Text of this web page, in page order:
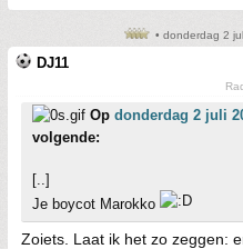
• donderdag 2
DJ11
Op donderdag 2 juli
volgende:
[..]
Je boycot Marokko
Zoiets. Laat ik het zo zeggen: